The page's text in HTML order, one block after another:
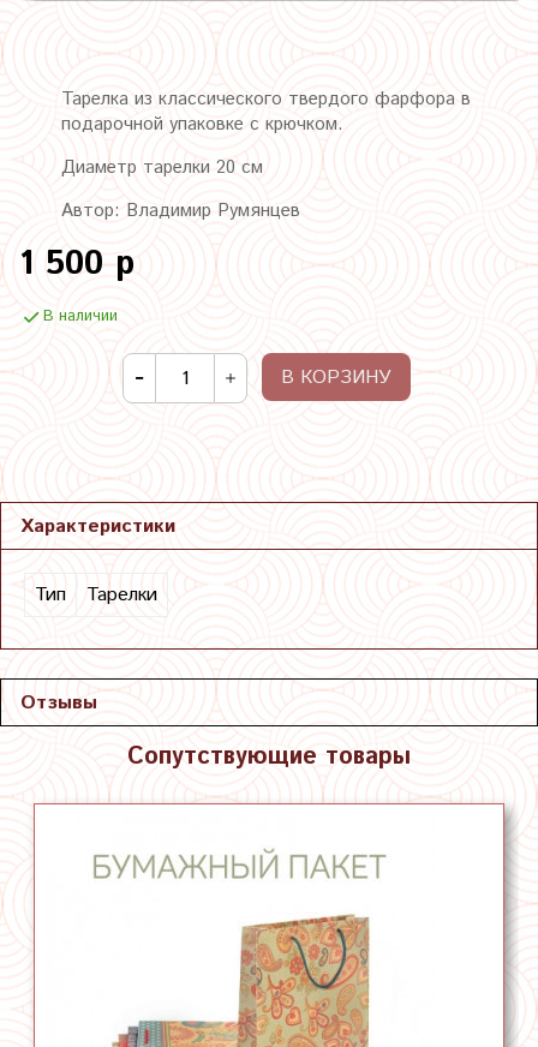
Тарелка из классического твердого фарфора в
подарочной упаковке с крючком.
Диаметр тарелки 20 см
Автор: Владимир Румянцев
1 500 р
В наличии
В КОРЗИНУ
Характеристики
Тип Тарелки
Отзывы
Сопутствующие товары